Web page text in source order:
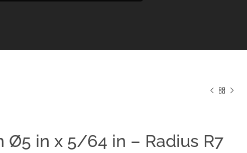
Ø5 in x 5/64 in – Radius R7